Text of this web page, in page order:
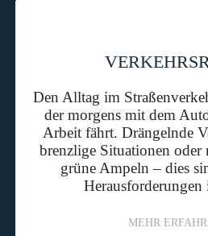
Den Alltag im
der morgens mit dem
Arbeit fährt. Drängelnde
brenzlige Situationen oder
grüne Ampeln – dies
Herausforderungen
MEHR